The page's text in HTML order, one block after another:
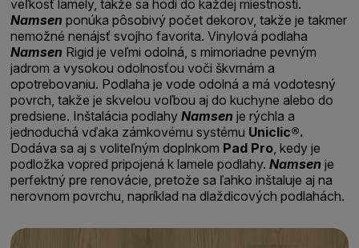
veľkosť lamely, takže sa hodí do každej miestnosti.
Namsen ponúka pôsobivý počet dekorov, takže je takmer
nemožné nenájsť svojho favorita. Vinylová podlaha
Namsen Rigid je veľmi odolná, s mimoriadne pevným
jadrom a vysokou odolnosťou voči škvrnám a
opotrebovaniu. Podlaha je vode odolná a má vodotesný
povrch, takže je skvelou voľbou aj do kuchyne alebo do
predsiene. Inštalácia podlahy Namsen je rýchla a
jednoduchá vďaka zámkovému systému Uniclic®.
Dodáva sa aj s voliteľným doplnkom Pad Pro , kedy je
podložka vopred pripojená k lamele podlahy.Namsen je
perfektný pre renovácie, pretože sa ľahko inštaluje aj na
nerovnom povrchu, napríklad na dlaždicových podlahách.